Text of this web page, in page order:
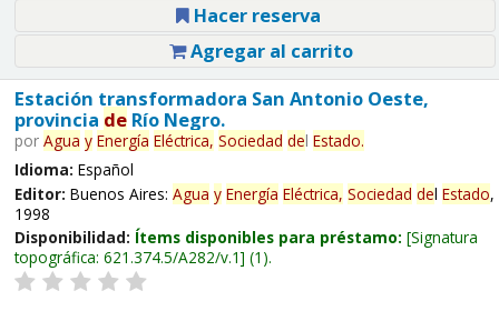
Hacer reserva
Agregar al carrito
Estación transformadora San Antonio Oeste,
provincia deRío Negro.
por Agua y Energía Eléctrica, Sociedad del Estado.
Idioma: Español
Editor: Buenos Aires: Agua y Energía Eléctrica, Sociedad del Estado,
1998
Disponibilidad: Ítems disponibles para préstamo: Signatura
topográfica: 621.374.5/A282/v.1 (1).